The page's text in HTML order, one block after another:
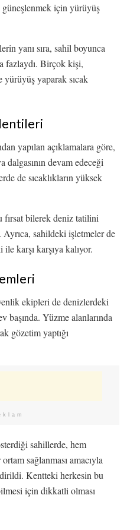
için yürüyüş
yanı sıra, sahil boyunca
fazlaydı. Birçok kişi,
yaparak sıcak
yapılan açıklamalara göre,
dalgasının devam edeceği
de sıcaklıkların yüksek
fırsat bilerek deniz tatilini
Ayrıca, sahildeki işletmeler de
karşı karşıya kalıyor.
ekipleri de denizlerdeki
başında. Yüzme alanlarında
gözetim yaptığı
sahillerde, hem
sağlanması amacıyla
Kentteki herkesin bu
için dikkatli olması